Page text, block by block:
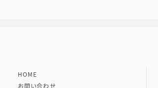
HOME
お問い合わせ